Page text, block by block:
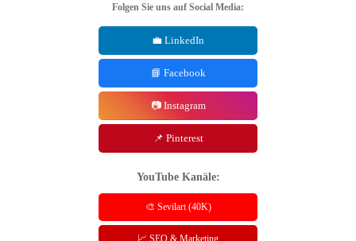
Folgen Sie uns auf Social Media:
💼 LinkedIn
📘 Facebook
📷 Instagram
📌 Pinterest
YouTube Kanäle:
🎨 Sevilart (40K)
📈 SEO & Marketing